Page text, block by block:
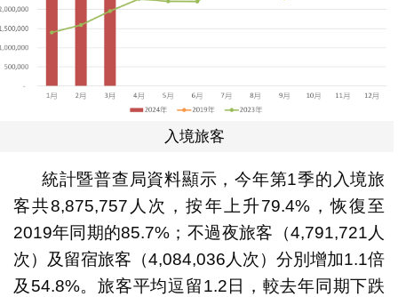
入境旅客
統計暨普查局資料顯示，今年第1季的入境旅
客共8,875,757人次，按年上升79.4%，恢復至
2019年同期的85.7%；不過夜旅客（4,791,721人
次）及留宿旅客（4,084,036人次）分別增加1.1倍
及54.8%。旅客平均逗留1.2日，較去年同期下跌